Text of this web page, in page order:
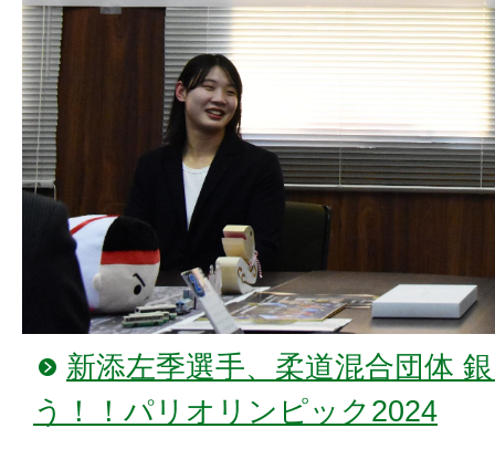
新添左季選手、柔道混合団体
う！！パリオリンピック2024